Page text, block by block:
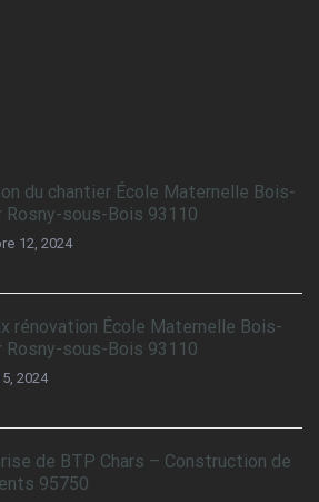
du chantier École Maternelle Bois-
Rosny-sous-Bois 93110
12, 2024
rénovation École Maternelle Bois-
Rosny-sous-Bois 93110
2024
de BTP Chars – Construction de
95750